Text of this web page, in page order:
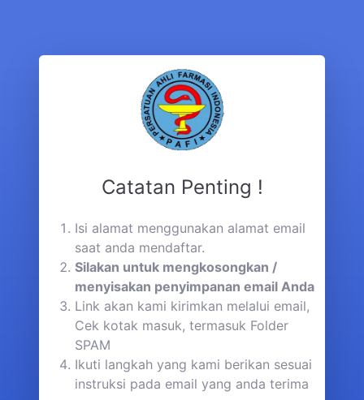
Catatan Penting !
Isi alamat menggunakan alamat email
saat anda mendaftar.
Silakan untuk mengkosongkan /
menyisakan penyimpanan email Anda
Link akan kami kirimkan melalui email,
Cek kotak masuk, termasuk Folder
SPAM
Ikuti langkah yang kami berikan sesuai
instruksi pada email yang anda terima